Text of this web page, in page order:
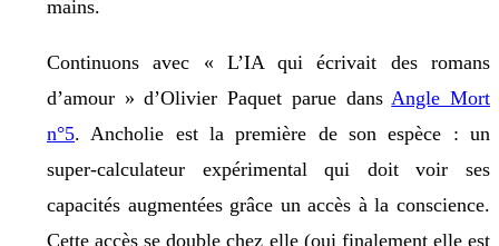
mains.
Continuons avec « L’IA qui écrivait des romans
d’amour » d’Olivier Paquet parue dansAngle Mort
n°5. Ancholie est la première de son espèce : un
super-calculateur expérimental qui doit voir ses
capacités augmentées grâce un accès à la conscience.
Cette accès se double chez elle (oui finalement elle est